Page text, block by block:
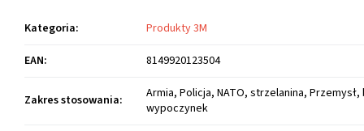
Kategoria:
Produkty 3M
EAN: 8149920123504
Zakres stosowania:
Armia, Policja, NATO, strzelanina,
wypoczynek